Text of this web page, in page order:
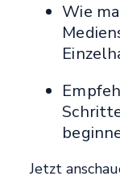
Wie
Jetzt